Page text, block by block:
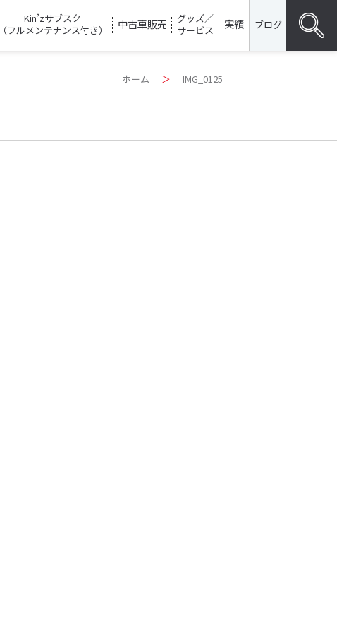
Kin’zサブスク
（フルメンテナンス付き）
中古車販売
グッズ／
サービス
実績 ブログ
ホーム ＞ IMG_0125